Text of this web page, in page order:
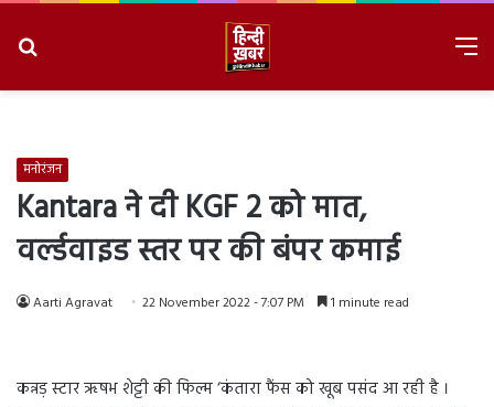
मनोरंजन
Kantara ने दी KGF 2 को मात,
वर्ल्डवाइड स्तर पर की बंपर कमाई
Aarti Agravat 22 November 2022 - 7:07 PM 1 minute read
कन्नड़ स्टार ऋषभ शेट्टी की फिल्म ‘कंतारा फैंस को खूब पसंद आ रही है ।